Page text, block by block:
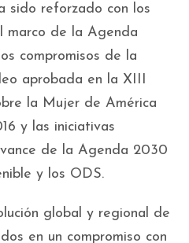
sido reforzado con los
marco de la Agenda
compromisos de la
aprobada en la XIII
la Mujer de América
y las iniciativas
de la Agenda 2030
y los ODS.
global y regional de
en un compromiso con